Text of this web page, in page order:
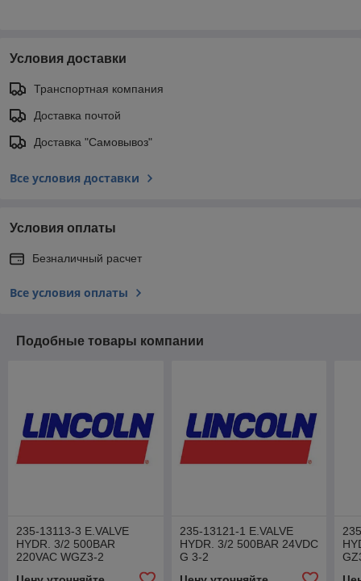
Условия доставки
Транспортная компания
Доставка почтой
Доставка "Самовывоз"
Все условия доставки
Условия оплаты
Безналичный расчет
Все условия оплаты
Подобные товары компании
235-13113-3 E.VALVE
HYDR. 3/2 500BAR
220VAC WGZ3-2
235-13121-1 E.VALVE
HYDR. 3/2 500BAR 24VDC
G 3-2